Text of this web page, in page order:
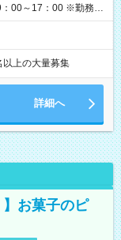
：00～17：00 ※勤務時
以上の大量募集
詳細へ
】お菓子のピ